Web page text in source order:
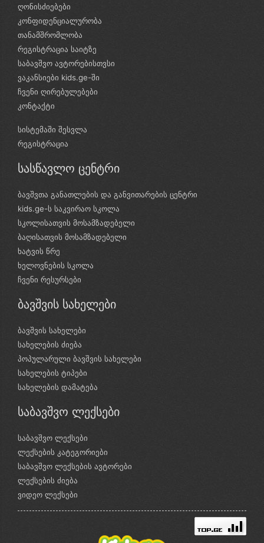
ღონისძიებები
კონფიდენციალურობა
თანამშრომლობა
რეგისტრაცია საიტზე
საბავშვო ავტორებისთვსი
ვაკანსიები kids.ge-ში
ჩვენი ღირებულებები
კონტაქტი
სისტემაში შესვლა
რეგისტრაცია
სასწავლო ცენტრი
ბავშვთა განათლების და განვითარების ცენტრი
kids.ge-ს საკვირაო სკოლა
სკოლისათვის მოსამზადებელი
ბაღისათვის მოსამზადებელი
ხატვის წრე
ხელოვნების სკოლა
ჩვენი რესურსები
ბავშვის სახელები
ბავშვის სახელები
სახელების ძიება
პოპულარული ბავშვის სახელები
სახელების ტიპები
სახელების დამატება
საბავშვო ლექსები
საბავშვო ლექსები
ლექსების კატეგორიები
საბავშვო ლექსების ავტორები
ლექსების ძიება
ვიდეო ლექსები